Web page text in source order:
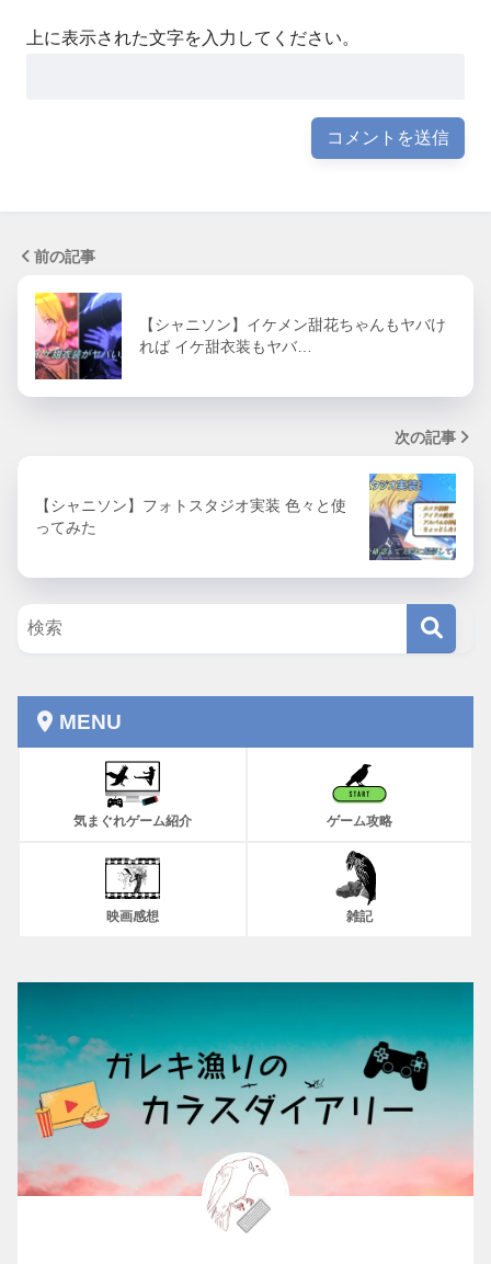
上に表示された文字を入力してください。
前の記事
【シャニソン】イケメン甜花ちゃんもヤバけ
れば イケ甜衣装もヤバ…
次の記事
【シャニソン】フォトスタジオ実装 色々と使
ってみた
MENU
気まぐれゲーム紹介 ゲーム攻略
映画感想 雑記